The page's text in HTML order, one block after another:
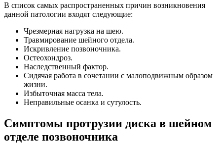
В список самых распространенных причин возникновения
данной патологии входят следующие:
Чрезмерная нагрузка на шею.
Травмирование шейного отдела.
Искривление позвоночника.
Остеохондроз.
Наследственный фактор.
Сидячая работа в сочетании с малоподвижным образом
жизни.
Избыточная масса тела.
Неправильные осанка и сутулость.
Симптомы протрузии диска в шейном
отделе позвоночника